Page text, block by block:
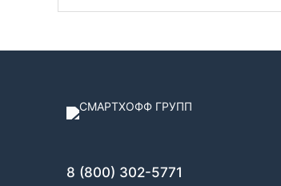
8 (800) 302-5771